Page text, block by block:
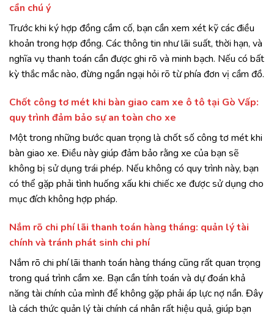
cần chú ý
Trước khi ký hợp đồng cầm cố, bạn cần xem xét kỹ các điều
khoản trong hợp đồng. Các thông tin như lãi suất, thời hạn, và
nghĩa vụ thanh toán cần được ghi rõ và minh bạch. Nếu có bất
kỳ thắc mắc nào, đừng ngần ngại hỏi rõ từ phía đơn vị cầm đồ.
Chốt công tơ mét khi bàn giao cam xe ô tô tại Gò Vấp:
quy trình đảm bảo sự an toàn cho xe
Một trong những bước quan trọng là chốt số công tơ mét khi
bàn giao xe. Điều này giúp đảm bảo rằng xe của bạn sẽ
không bị sử dụng trái phép. Nếu không có quy trình này, bạn
có thể gặp phải tình huống xấu khi chiếc xe được sử dụng cho
mục đích không hợp pháp.
Nắm rõ chi phí lãi thanh toán hàng tháng: quản lý tài
chính và tránh phát sinh chi phí
Nắm rõ chi phí lãi thanh toán hàng tháng cũng rất quan trọng
trong quá trình cầm xe. Bạn cần tính toán và dự đoán khả
năng tài chính của mình để không gặp phải áp lực nợ nần. Đây
là cách thức quản lý tài chính cá nhân rất hiệu quả, giúp bạn